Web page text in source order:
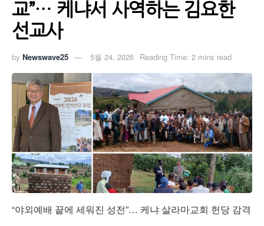
교”… 케냐서 사역하는 김요한
선교사
by Newswave25 5월 24, 2026 Reading Time: 2 mins read
“야외예배 끝에 세워진 성전”… 케냐 살라마교회 헌당 감격